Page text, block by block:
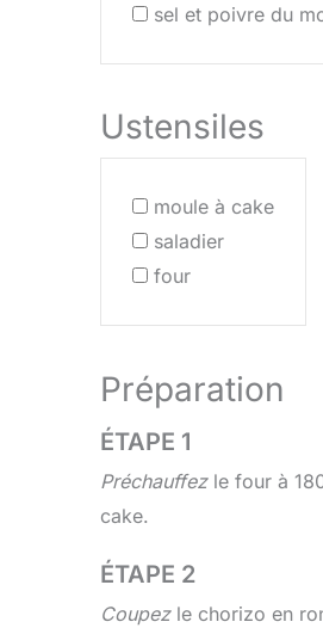
sel et poivre du
Ustensiles
moule à cake
saladier
four
Préparation
ÉTAPE 1
Préchauffezle four à
cake.
ÉTAPE 2
Coupezle chorizo en